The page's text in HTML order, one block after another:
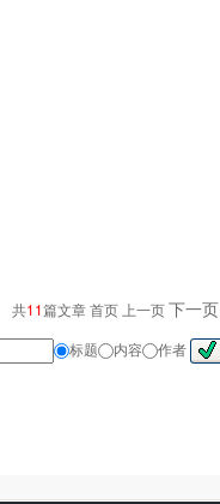
共11篇文章 首页 上一页下一页
标题 内容 作者